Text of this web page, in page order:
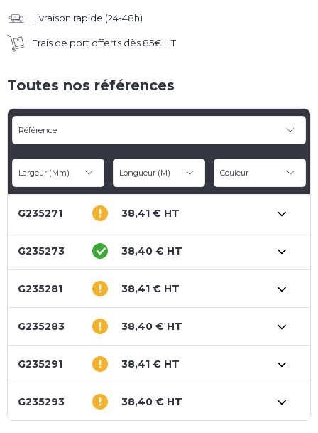
Livraison rapide (24-48h)
Frais de port offerts dès 85€ HT
Toutes nos références
Référence
Largeur (mm) Longueur (m) Couleur
G235271 38,41 € HT
G235273 38,40 € HT
G235281 38,41 € HT
G235283 38,40 € HT
G235291 38,41 € HT
G235293 38,40 € HT